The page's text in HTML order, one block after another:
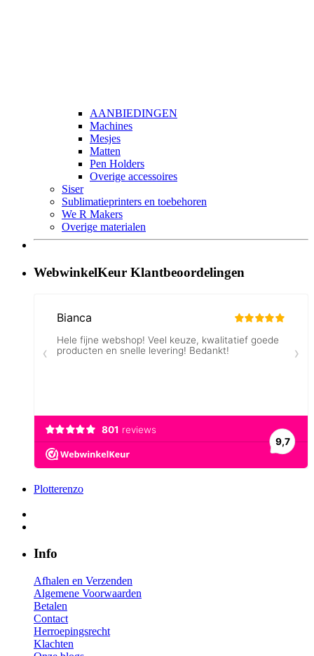
AANBIEDINGEN
Machines
Mesjes
Matten
Pen Holders
Overige accessoires
Siser
Sublimatieprinters en toebehoren
We R Makers
Overige materialen
WebwinkelKeur Klantbeoordelingen
Plotterenzo
Info
Afhalen en Verzenden
Algemene Voorwaarden
Betalen
Contact
Herroepingsrecht
Klachten